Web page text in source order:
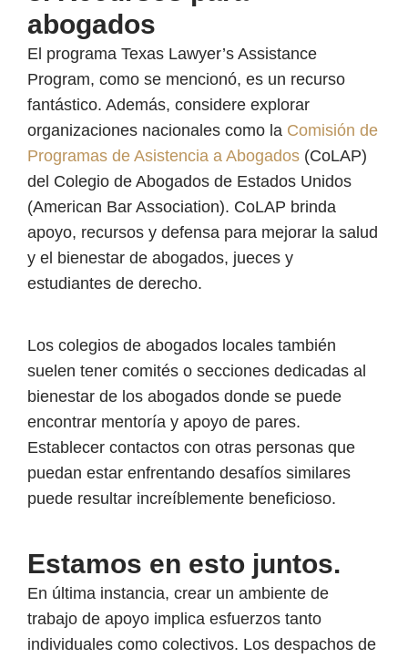
abogados
El programa Texas Lawyer’s Assistance
Program, como se mencionó, es un recurso
fantástico. Además, considere explorar
organizaciones nacionales como la Comisión de
Programas de Asistencia a Abogados (CoLAP)
del Colegio de Abogados de Estados Unidos
(American Bar Association). CoLAP brinda
apoyo, recursos y defensa para mejorar la salud
y el bienestar de abogados, jueces y
estudiantes de derecho.
Los colegios de abogados locales también
suelen tener comités o secciones dedicadas al
bienestar de los abogados donde se puede
encontrar mentoría y apoyo de pares.
Establecer contactos con otras personas que
puedan estar enfrentando desafíos similares
puede resultar increíblemente beneficioso.
Estamos en esto juntos.
En última instancia, crear un ambiente de
trabajo de apoyo implica esfuerzos tanto
individuales como colectivos. Los despachos de